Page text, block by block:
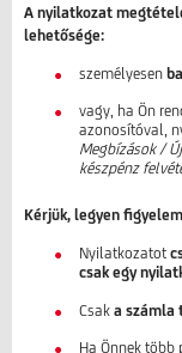
A nyilatkozat
lehetősége:
személyesen
vagy, ha Ön
azonosítóval,
Megbízások /
készpénz
Kérjük, legyen
Nyilatkozatot
csak egy
Csak a számla
Ha Önnek